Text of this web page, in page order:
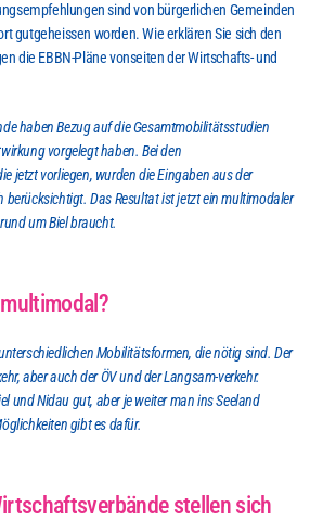
sind von bürgerlichen Gemeinden
gutgeheissen worden. Wie erklären Sie sich den
die EBBN-Pläne vonseiten der Wirtschafts- und
haben Bezug auf die Gesamtmobilitätsstudien
vorgelegt haben. Bei den
jetzt vorliegen, wurden die Eingaben aus der
Das Resultat ist jetzt ein multimodaler
um Biel braucht.
Mobilitätsformen, die nötig sind. Der
aber auch der ÖV und der Langsam-verkehr.
und Nidau gut, aber je weiter man ins Seeland
gibt es dafür.
stellen sich